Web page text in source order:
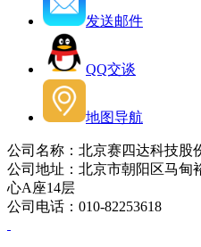
发送邮件
QQ交谈
地图导航
公司名称：北京赛四达科技股
公司地址：北京市朝阳区马甸
心A座14层
公司电话：010-82253618